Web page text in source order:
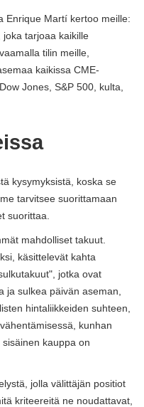
Enrique Martí kertoo meille:
tarjoaa kaikille
tilin meille,
kaikissa CME-
Jones, S&P 500, kulta,
kysymyksistä, koska se
tarvitsee suorittamaan
suorittaa.
mahdolliset takuut.
käsittelevät kahta
jotka ovat
ja sulkea päivän aseman,
hintaliikkeiden suhteen,
kunhan
kauppa on
jolla välittäjän positiot
kriteereitä ne noudattavat,